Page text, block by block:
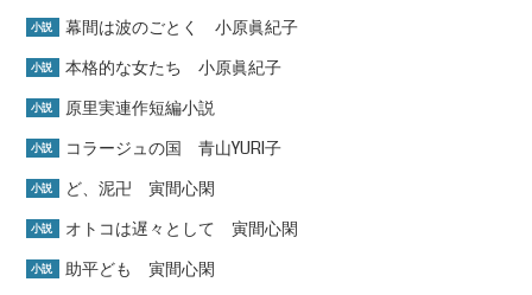
小説 幕間は波のごとく 小原眞紀子
小説 本格的な女たち 小原眞紀子
小説 原里実連作短編小説
小説 コラージュの国 青山YURI子
小説 ど、泥卍 寅間心閑
小説 オトコは遅々として 寅間心閑
小説 助平ども 寅間心閑